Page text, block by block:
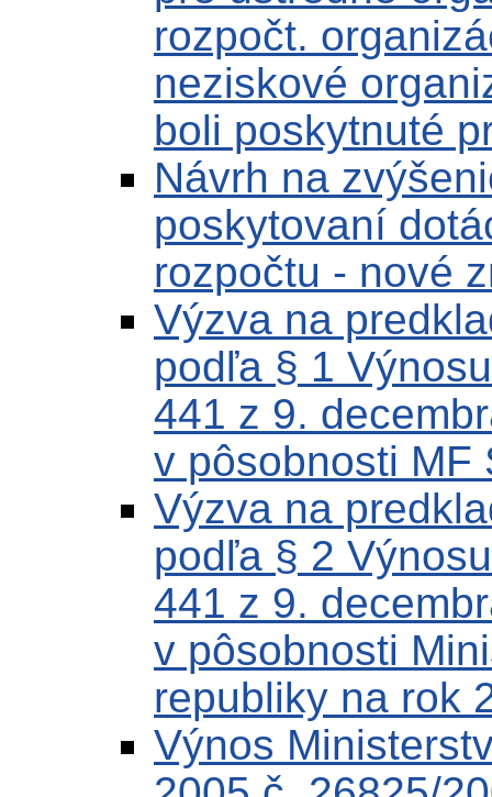
rozpočt.
neziskové
boli poskytnuté
Návrh na
poskytovaní
rozpočtu - nové
Výzva na
podľa § 1
441 z 9.
v pôsobnosti MF
Výzva na
podľa § 2
441 z 9.
v pôsobnosti
republiky na rok
Výnos